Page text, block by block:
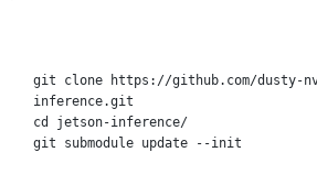
git clone
https://github.com/dusty-
inference.git
cd
jetson-inference/
git
submodule update --init